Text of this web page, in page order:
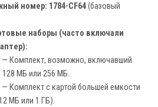
номер: 1784-CF64(базовый
наборы (часто включали
— Комплект, возможно, включавший
128 МБ или 256 МБ.
— Комплект с картой большей емкости
МБ или 1 ГБ).